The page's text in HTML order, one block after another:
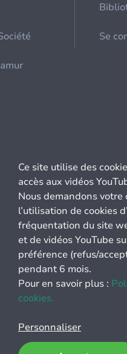
Se
Ce site utilise des
accès aux vidéos
Nous demandons
l’utilisation de cookies
fréquentation du site
et de vidéos YouTube
préférence (refus/
pendant 6 mois.
Pour en savoir plus :
cookies.
Personnaliser